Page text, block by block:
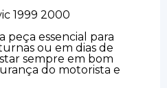
1999 2000
peça essencial para
ou em dias de
sempre em bom
do motorista e